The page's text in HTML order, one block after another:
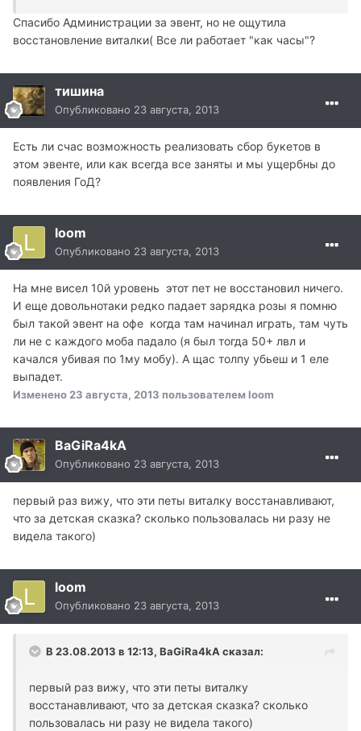
Спасибо Администрации за эвент, но не ощутила
восстановление виталки( Все ли работает "как часы"?
тишина
Опубликовано 23 августа, 2013
Есть ли счас возможность реализовать сбор букетов в
этом эвенте, или как всегда все заняты и мы ущербны до
появления ГоД?
loom
Опубликовано 23 августа, 2013
На мне висел 10й уровень этот пет не восстановил ничего.
И еще довольнотаки редко падает зарядка розы я помню
был такой эвент на офе когда там начинал играть, там чуть
ли не с каждого моба падало (я был тогда 50+ лвл и
качался убивая по 1му мобу). А щас толпу убьеш и 1 еле
выпадет.
Изменено23 августа, 2013 пользователем loom
BaGiRa4kA
Опубликовано 23 августа, 2013
первый раз вижу, что эти петы виталку восстанавливают,
что за детская сказка? сколько пользовалась ни разу не
видела такого)
loom
Опубликовано 23 августа, 2013
В 23.08.2013 в 12:13, BaGiRa4kA сказал:
первый раз вижу, что эти петы виталку
восстанавливают, что за детская сказка? сколько
пользовалась ни разу не видела такого)